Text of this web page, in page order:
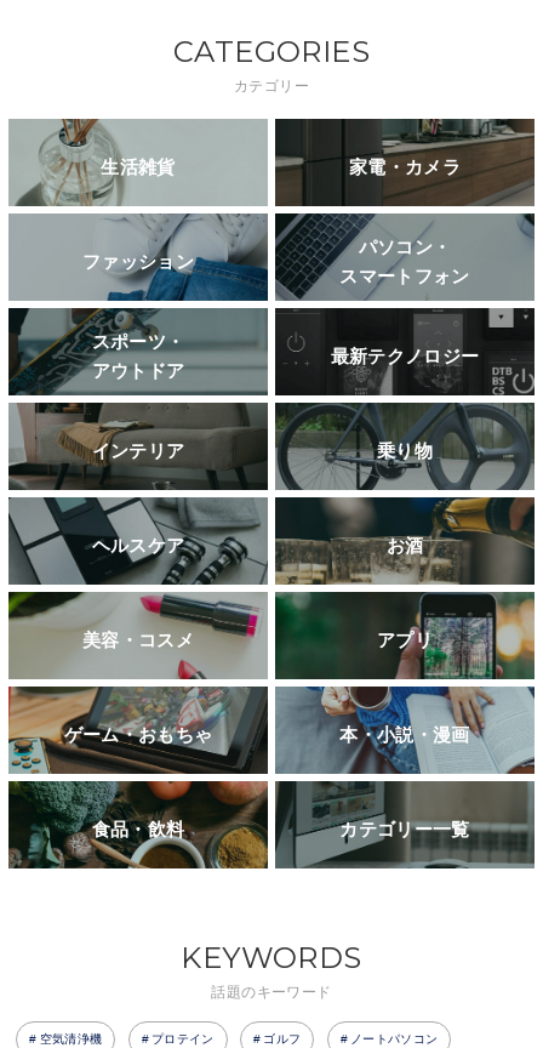
CATEGORIES
カテゴリー
生活雑貨 家電・カメラ
ファッション
パソコン・
スマートフォン
スポーツ・
アウトドア
最新テクノロジー
インテリア 乗り物
ヘルスケア お酒
美容・コスメ アプリ
ゲーム・おもちゃ 本・小説・漫画
食品・飲料 カテゴリー一覧
KEYWORDS
話題のキーワード
空気清浄機 プロテイン ゴルフ ノートパソコン